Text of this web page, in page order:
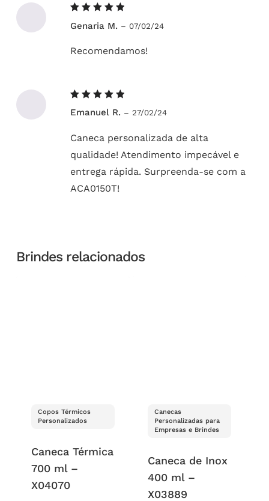
5de 5
Genaria M. – 07/02/24
Recomendamos!
5de 5
Emanuel R. – 27/02/24
Caneca personalizada de alta
qualidade! Atendimento impecável e
entrega rápida. Surpreenda-se com a
ACA0150T!
Brindes relacionados
Copos Térmicos
Personalizados
Caneca Térmica
700 ml –
X04070
Canecas
Personalizadas para
Empresas e Brindes
Caneca de Inox
400 ml –
X03889